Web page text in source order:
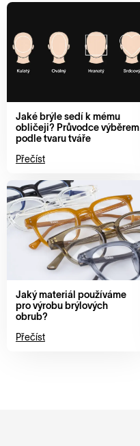
Jaké brýle sedí k mému
obličeji? Průvodce výběrem
podle tvaru tváře
Přečíst
Jaký materiál používáme
pro výrobu brýlových
obrub?
Přečíst